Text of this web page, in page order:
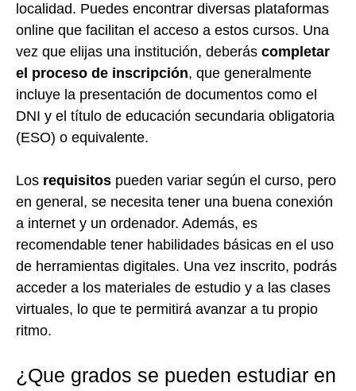
localidad. Puedes encontrar diversas plataformas
online que facilitan el acceso a estos cursos. Una
vez que elijas una institución, deberás completar
el proceso de inscripción, que generalmente
incluye la presentación de documentos como el
DNI y el título de educación secundaria obligatoria
(ESO) o equivalente.
Los requisitos pueden variar según el curso, pero
en general, se necesita tener una buena conexión
a internet y un ordenador. Además, es
recomendable tener habilidades básicas en el uso
de herramientas digitales. Una vez inscrito, podrás
acceder a los materiales de estudio y a las clases
virtuales, lo que te permitirá avanzar a tu propio
ritmo.
¿Que grados se pueden estudiar en